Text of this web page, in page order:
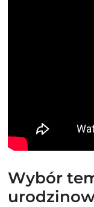
Wybór